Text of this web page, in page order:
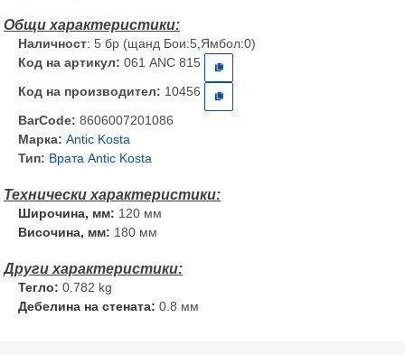
Наличност: 5 бр (щанд Бои:5,Ямбол:0)
Код на артикул: 061 ANC 815
Код на производител: 10456
BarCode: 8606007201086
Марка: Antic Kosta
Тип: Врата Antic Kosta
Широчина, мм: 120 мм
Височина, мм: 180 мм
Тегло: 0.782 kg
Дебелина на стената: 0.8 мм